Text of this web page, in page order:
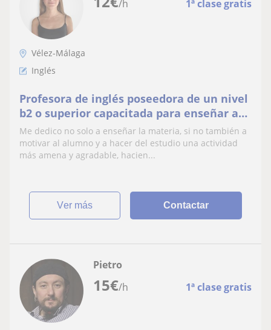
/h 1ª clase gratis
Vélez-Málaga
Inglés
Profesora de inglés poseedora de un nivel
b2 o superior capacitada para enseñar a
niños de todas las edades
Me dedico no solo a enseñar la materia, si no también a
motivar al alumno y a hacer del estudio una actividad
más amena y agradable, hacien...
ver más Contactar
15€/h 1ª clase gratis
Pietro